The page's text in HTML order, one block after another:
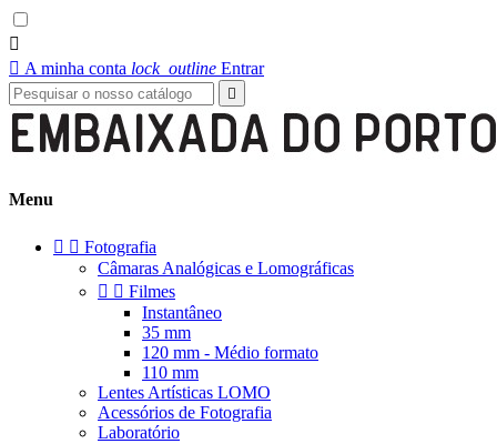

 A minha conta lock_outline Entrar

Menu
  Fotografia
Câmaras Analógicas e Lomográficas
  Filmes
Instantâneo
35 mm
120 mm - Médio formato
110 mm
Lentes Artísticas LOMO
Acessórios de Fotografia
Laboratório